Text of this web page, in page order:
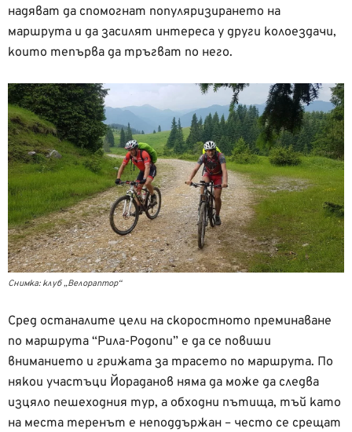
надяват да спомогнат популяризирането на
маршрута и да засилят интереса у други колоездачи,
които тепърва да тръгват по него.
Снимка: клуб „Велораптор“
Сред останалите цели на скоростното преминаване
по маршрута “Рила-Родопи” е да се повиши
вниманието и грижата за трасето по маршрута. По
някои участъци Йораданов няма да може да следва
изцяло пешеходния тур, а обходни пътища, тъй като
на места теренът е неподдържан – често се срещат